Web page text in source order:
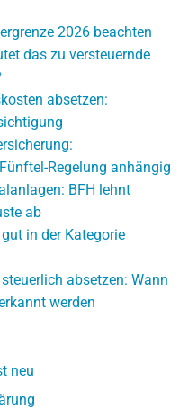
2026 beachten
das zu versteuernde
absetzen:
Regelung anhängig
BFH lehnt
ab
in der Kategorie
absetzen: Wann
werden
neu